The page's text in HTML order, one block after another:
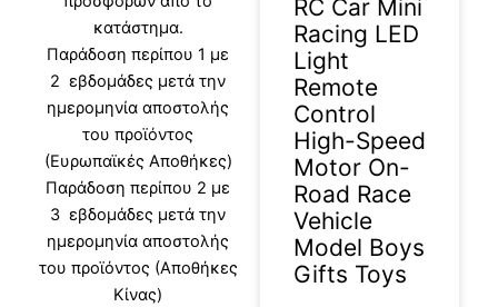
κατάστημα.
Παράδοση περίπου 1 με
2 εβδομάδες μετά την
ημερομηνία αποστολής
του προϊόντος
(Ευρωπαϊκές Αποθήκες)
Παράδοση περίπου 2 με
3 εβδομάδες μετά την
ημερομηνία αποστολής
του προϊόντος (Αποθήκες
Κίνας)
RC Car Mini
Racing LED
Light
Remote
Control
High-Speed
Motor On-
Road Race
Vehicle
Model Boys
Gifts Toys